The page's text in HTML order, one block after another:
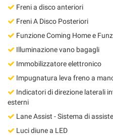
Freni a disco anteriori
Freni A Disco Posteriori
Funzione Coming Home e
Illuminazione vano bagagli
Immobilizzatore elettronico
Impugnatura leva freno a
Indicatori di direzione laterali
esterni
Lane Assist - Sistema di
Luci diune a LED